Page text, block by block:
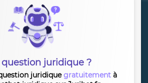
question juridique ?
juridiquegratuitement à